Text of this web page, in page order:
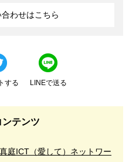
わせはこちら
する LINEで送る
テンツ
庭ICT（愛して）ネットワー